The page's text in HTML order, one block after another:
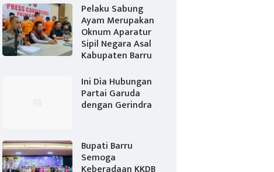
Pelaku Sabung
Ayam Merupakan
Oknum Aparatur
Sipil Negara Asal
Kabupaten Barru
Ini Dia Hubungan
Partai Garuda
dengan Gerindra
Bupati Barru
Semoga